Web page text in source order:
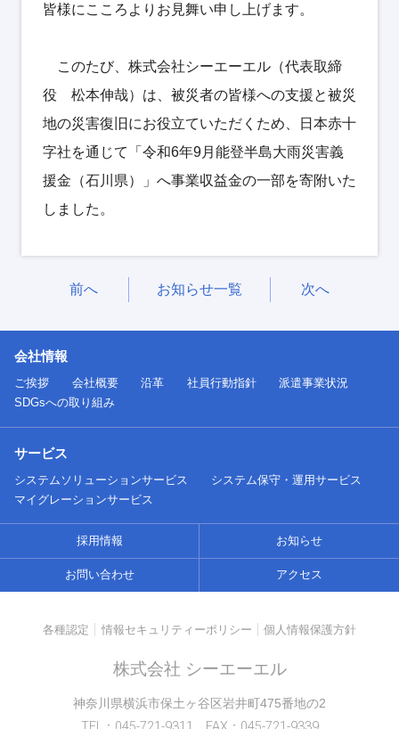
皆様にこころよりお見舞い申し上げます。
このたび、株式会社シーエーエル（代表取締
役 松本伸哉）は、被災者の皆様への支援と被災
地の災害復旧にお役立ていただくため、日本赤十
字社を通じて「令和6年9月能登半島大雨災害義
援金（石川県）」へ事業収益金の一部を寄附いた
しました。
前へ お知らせ一覧 次へ
会社情報
ご挨拶 会社概要 沿革 社員行動指針
派遣事業状況
SDGsへの取り組み
サービス
システムソリューションサービス
システム保守・運用サービス
マイグレーションサービス
採用情報 お知らせ
お問い合わせ アクセス
各種認定 情報セキュリティーポリシー 個人情報保護方針
株式会社 シーエーエル
神奈川県横浜市保土ヶ谷区岩井町475番地の2